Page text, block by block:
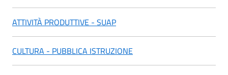
ATTIVITÀ PRODUTTIVE - SUAP
CULTURA - PUBBLICA ISTRUZIONE